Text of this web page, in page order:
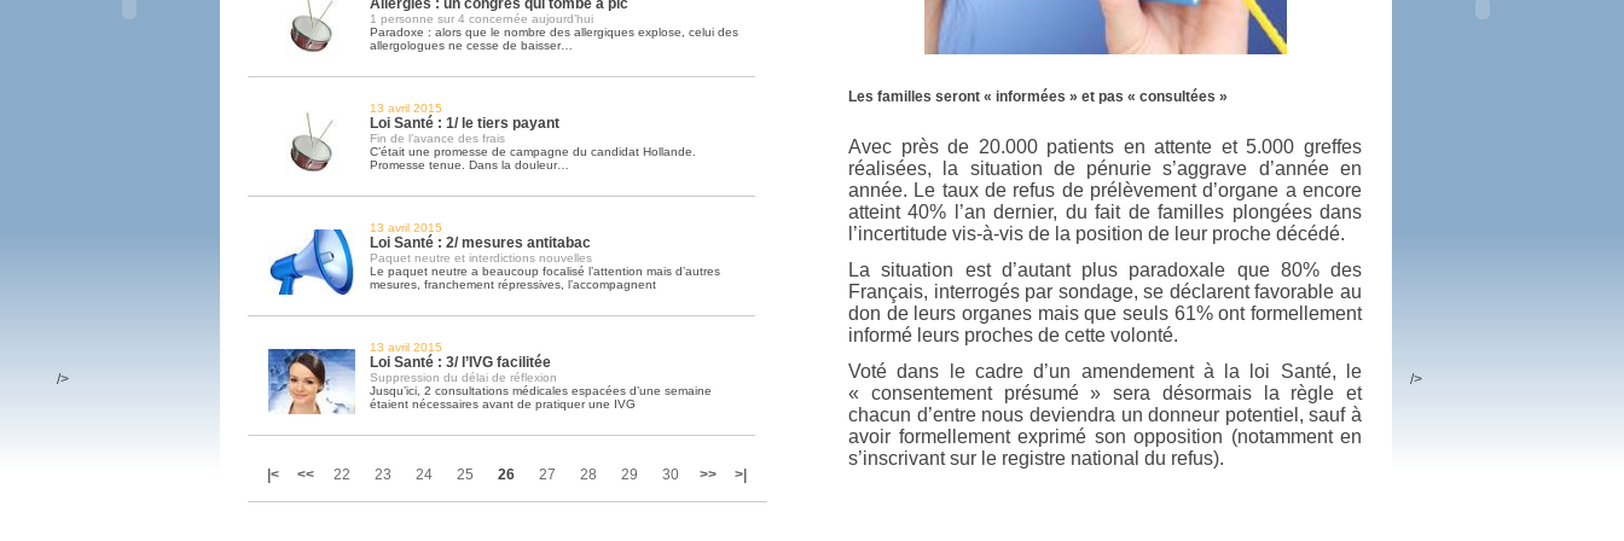
Soins palliatifs: 40 millions de plus en 2016
Allergies : un congrès qui tombe à pic
1 personne sur 4 concernée aujourd’hui
Paradoxe : alors que le nombre des allergiques explose, celui des
allergologues ne cesse de baisser…
13 avril 2015
Loi Santé : 1/ le tiers payant
Fin de l’avance des frais
C’était une promesse de campagne du candidat Hollande.
Promesse tenue. Dans la douleur…
13 avril 2015
Loi Santé : 2/ mesures antitabac
Paquet neutre et interdictions nouvelles
Le paquet neutre a beaucoup focalisé l’attention mais d’autres
mesures, franchement répressives, l’accompagnent
13 avril 2015
Loi Santé : 3/ l’IVG facilitée
Suppression du délai de réflexion
Jusqu’ici, 2 consultations médicales espacées d’une semaine
étaient nécessaires avant de pratiquer une IVG
|< << 22 23 24 25 26 27 28 29 30 >> >|
Les familles seront « informées » et pas « consultées »
Avec près de 20.000 patients en attente et 5.000 greffes
réalisées, la situation de pénurie s’aggrave d’année en
année. Le taux de refus de prélèvement d’organe a encore
atteint 40% l’an dernier, du fait de familles plongées dans
l’incertitude vis-à-vis de la position de leur proche décédé.
La situation est d’autant plus paradoxale que 80% des
Français, interrogés par sondage, se déclarent favorable au
don de leurs organes mais que seuls 61% ont formellement
informé leurs proches de cette volonté.
Voté dans le cadre d’un amendement à la loi Santé, le
« consentement présumé » sera désormais la règle et
chacun d’entre nous deviendra un donneur potentiel, sauf à
avoir formellement exprimé son opposition (notamment en
s’inscrivant sur le registre national du refus).
/> />